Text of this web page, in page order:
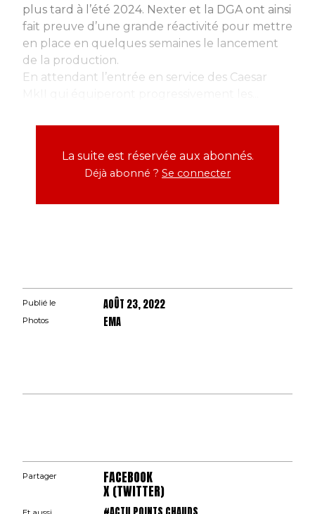
plus tard à l’été 2024. Nexter et la DGA ont ainsi
fait preuve d’une grande réactivité pour mettre
en place en quelques semaines le lancement
de la production.
En attendant l’entrée en service des Caesar
La suite est réservée aux abonnés.
Déjà abonné ? Se connecter
Publié le AOÛT 23, 2022
Photos EMA
Partager FACEBOOK
X (TWITTER)